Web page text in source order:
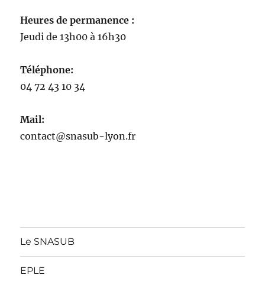
Heures de permanence :
Jeudi de 13h00 à 16h30
Téléphone:
04 72 43 10 34
Mail:
contact@snasub-lyon.fr
Le SNASUB
EPLE